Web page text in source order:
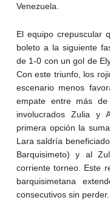
Venezuela.
El equipo crepuscular
boleto a la siguiente
de 1-0 con un gol de
Con este triunfo, los
escenario menos
empate entre más
involucrados Zulia y
primera opción la
Lara saldría
Barquisimeto) y al
corriente torneo. Este
barquisimetana
consecutivos sin perder.